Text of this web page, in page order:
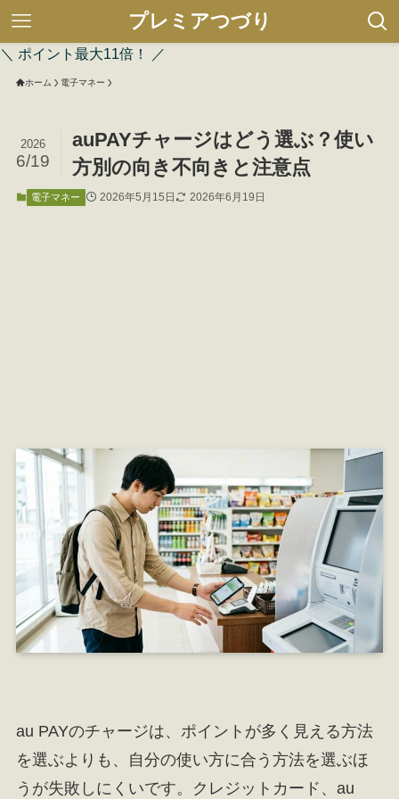
プレミアつづり
＼ ポイント最大11倍！ ／
ホーム 電子マネー
auPAYチャージはどう選ぶ？使い
方別の向き不向きと注意点
2026
6/19
電子マネー 2026年5月15日 2026年6月19日
au PAYのチャージは、ポイントが多く見える方法
を選ぶよりも、自分の使い方に合う方法を選ぶほ
うが失敗しにくいです。クレジットカード、au